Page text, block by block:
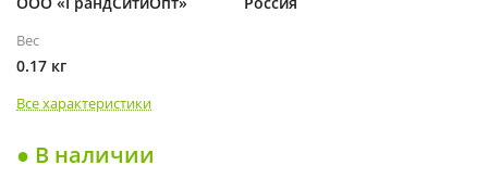
Вес
0.17 кг
Все характеристики
● В наличии